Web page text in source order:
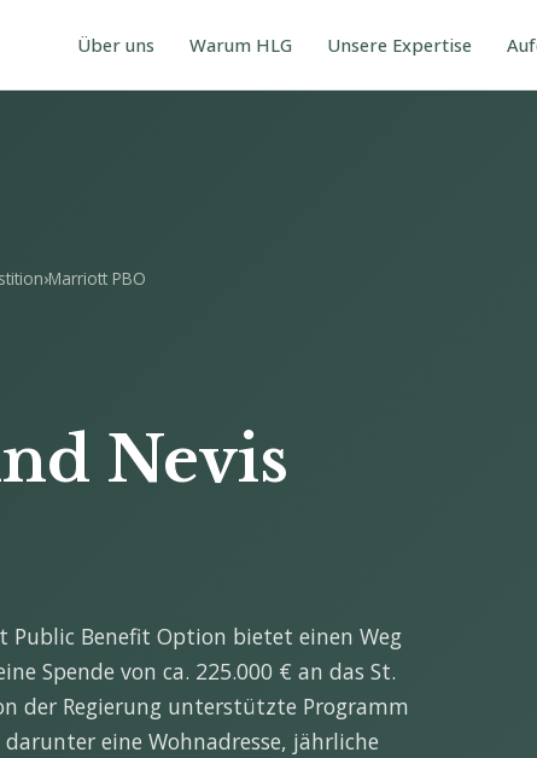
Über uns Warum HLG Unsere Expertise
›Marriott PBO
Nevis
Benefit Option bietet einen Weg
Spende von ca. 225.000 € an das St.
der Regierung unterstützte Programm
eine Wohnadresse, jährliche